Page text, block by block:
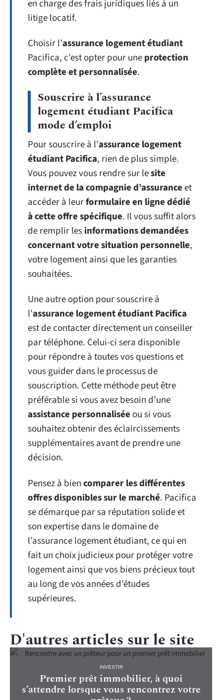
en charge des frais juridiques liés à un
litige locatif.
Choisir l’assurance logement étudiant
Pacifica, c’est opter pour uneprotection
complète et personnalisée.
Souscrire à l’assurance
logement étudiant Pacifica
mode d’emploi
Pour souscrire à l’assurance logement
étudiant Pacifica, rien de plus simple.
Vous pouvez vous rendre sur lesite
internet de la compagnie d’assuranceet
accéder à leurformulaire en ligne dédié
à cette offre spécifique. Il vous suffit alors
de remplir lesinformations demandées
concernant votre situation personnelle,
votre logement ainsi que les garanties
souhaitées.
Une autre option pour souscrire à
l’assurance logement étudiant Pacifica
est de contacter directement un conseiller
par téléphone. Celui-ci sera disponible
pour répondre à toutes vos questions et
vous guider dans le processus de
souscription. Cette méthode peut être
préférable si vous avez besoin d’une
assistance personnalisée ou si vous
souhaitez obtenir des éclaircissements
supplémentaires avant de prendre une
décision.
Pensez à biencomparer les différentes
offres disponibles sur le marché. Pacifica
se démarque par sa réputation solide et
son expertise dans le domaine de
l’assurance logement étudiant, ce qui en
fait un choix judicieux pour protéger votre
logement ainsi que vos biens précieux tout
au long de vos années d’études
supérieures.
D'autres articles sur le site
INVESTIR
Premier prêt immobilier, à quoi
s’attendre lorsque vous rencontrez votre